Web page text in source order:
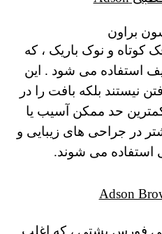
براون
کوتاه و نوک باریک ، که
استفاده می شود . این
نیستند بلکه بافت را در
حد ممکن آسیب یا
در جراحی های زیبایی و
استفاده می شوند.
فورس پشتی ، که اغلب